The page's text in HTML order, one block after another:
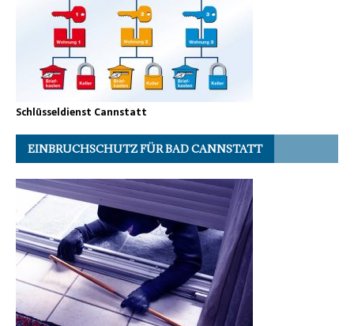
Schlüsseldienst Cannstatt
EINBRUCHSCHUTZ FÜR BAD CANNSTATT